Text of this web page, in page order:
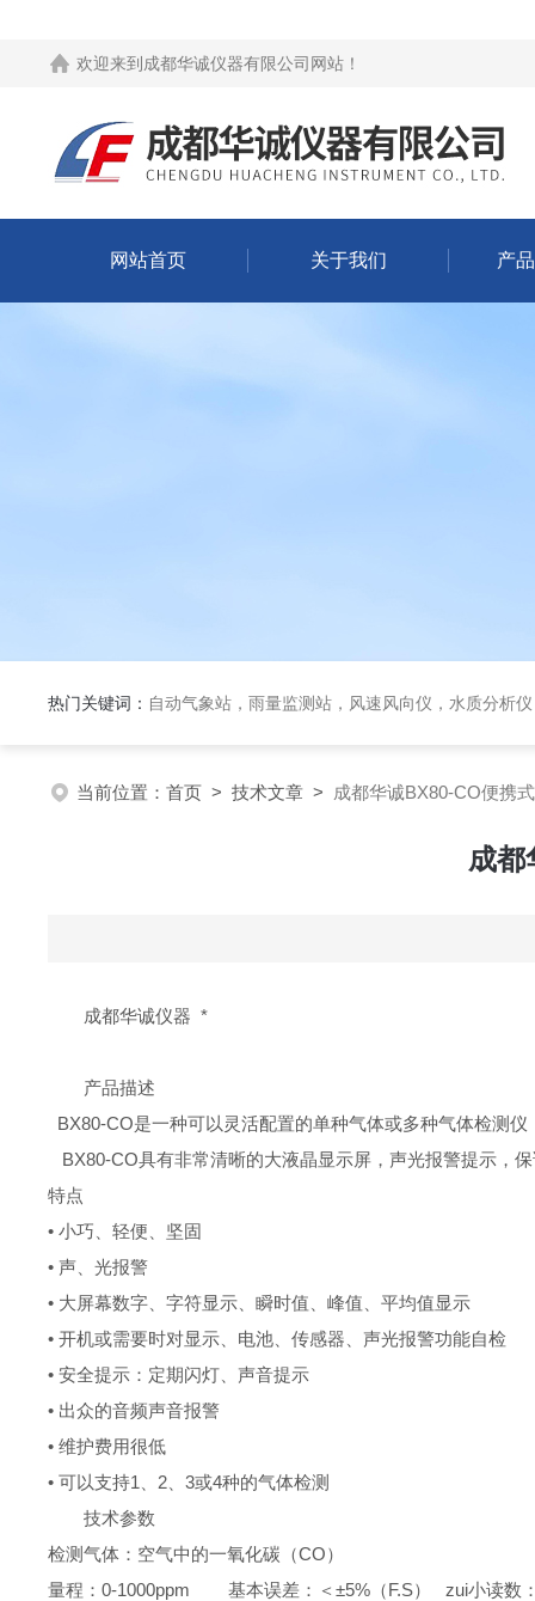
欢迎来到 成都华诚仪器有限公司网站 ！
网站首页 关于我们 产
热门关键词： 自动气象站，雨量监测站，风速风向仪，水质分析
当前位置： 首页 > 技术文章 > 成都华诚BX80-CO便携
成都
成都华诚仪器 *
产品描述
BX80-CO是一种可以灵活配置的单种气体或多种气体检测
BX80-CO具有非常清晰的大液晶显示屏，声光报警提示，
特点
• 小巧、轻便、坚固
• 声、光报警
• 大屏幕数字、字符显示、瞬时值、峰值、平均值显示
• 开机或需要时对显示、电池、传感器、声光报警功能自检
• 安全提示：定期闪灯、声音提示
• 出众的音频声音报警
• 维护费用很低
• 可以支持1 2 3或4种的气体检测
技术参数
检测气体：空气中的一氧化碳（CO）
量程： 0-1000ppm 基本误差：＜±5% （F.S）
zui小读数